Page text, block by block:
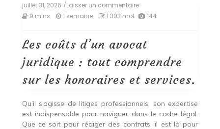
juillet 31, 2026 /Laisser un commentaireon
Les
avocat
juridique
tout
comprendre
sur
honoraires
et
services.
9 mins 1 semaine 1 303 mot 144
Les coûts d’un avocat
juridique : tout comprendre
sur les honoraires et services.
Qu’il s’agisse de litiges professionnels, son expertise
est indispensable pour naviguer dans le cadre légal.
Que ce soit pour rédiger des contrats, il est là pour